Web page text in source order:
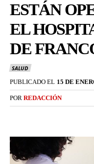
ESTÁN
EL
DE
SALUD
PUBLICADO EL 15 DE
POR REDACCIÓN